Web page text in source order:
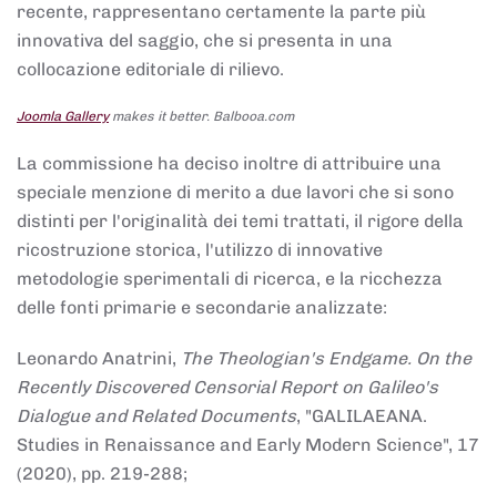
recente, rappresentano certamente la parte più
innovativa del saggio, che si presenta in una
collocazione editoriale di rilievo.
Joomla Gallerymakes it better. Balbooa.com
La commissione ha deciso inoltre di attribuire una
speciale menzione di merito a due lavori che si sono
distinti per l'originalità dei temi trattati, il rigore della
ricostruzione storica, l'utilizzo di innovative
metodologie sperimentali di ricerca, e la ricchezza
delle fonti primarie e secondarie analizzate:
Leonardo Anatrini, The Theologian's Endgame. On the
Recently Discovered Censorial Report on Galileo's
Dialogue and Related Documents, "GALILAEANA.
Studies in Renaissance and Early Modern Science", 17
(2020), pp. 219-288;